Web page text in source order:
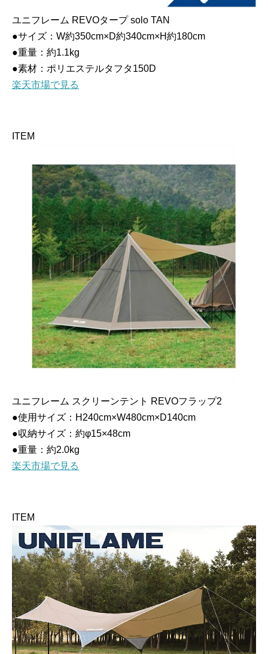
ユニフレーム REVOタープ solo TAN
●サイズ：W約350cm×D約340cm×H約180cm
●重量：約1.1kg
●素材：ポリエステルタフタ150D
楽天市場で見る
ITEM
ユニフレーム スクリーンテント REVOフラップ2
●使用サイズ：H240cm×W480cm×D140cm
●収納サイズ：約φ15×48cm
●重量：約2.0kg
楽天市場で見る
ITEM